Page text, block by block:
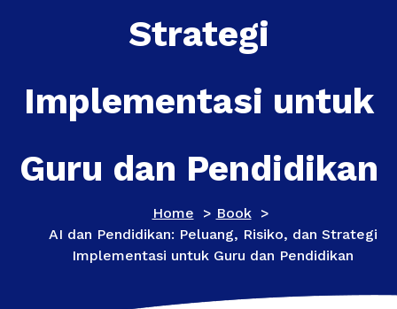
Strategi
Implementasi untuk
Guru dan Pendidikan
Home > Book>
AI dan Pendidikan: Peluang, Risiko, dan Strategi
Implementasi untuk Guru dan Pendidikan